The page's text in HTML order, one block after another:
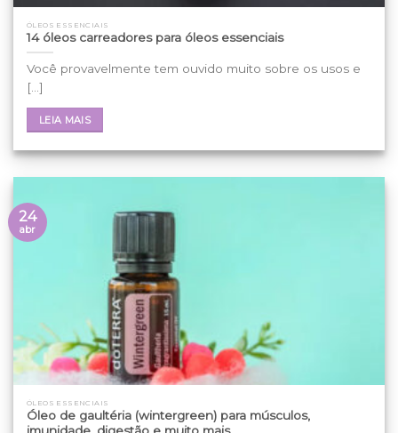
ÓLEOS ESSENCIAIS
14 óleos carreadores para óleos essenciais
Você provavelmente tem ouvido muito sobre os usos e
[...]
LEIA MAIS
ÓLEOS ESSENCIAIS
Óleo de gaultéria (wintergreen) para músculos,
24
abr